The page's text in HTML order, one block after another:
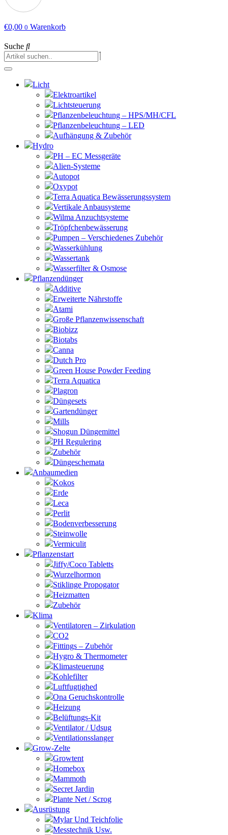
€0,00 0 Warenkorb
Suche
Licht
Elektroartikel
Lichtsteuerung
Pflanzenbeleuchtung – HPS/MH/CFL
Pflanzenbeleuchtung – LED
Aufhängung & Zubehör
Hydro
PH – EC Messgeräte
Alien-Systeme
Autopot
Oxypot
Terra Aquatica Bewässerungssystem
Vertikale Anbausysteme
Wilma Anzuchtsysteme
Tröpfchenbewässerung
Pumpen – Verschiedenes Zubehör
Wasserkühlung
Wassertank
Wasserfilter & Osmose
Pflanzendünger
Additive
Erweiterte Nährstoffe
Atami
Große Pflanzenwissenschaft
Biobizz
Biotabs
Canna
Dutch Pro
Green House Powder Feeding
Terra Aquatica
Plagron
Düngesets
Gartendünger
Mills
Shogun Düngemittel
PH Regulering
Zubehör
Düngeschemata
Anbaumedien
Kokos
Erde
Leca
Perlit
Bodenverbesserung
Steinwolle
Vermiculit
Pflanzenstart
Jiffy/Coco Tabletts
Wurzelhormon
Stiklinge Propogator
Heizmatten
Zubehör
Klima
Ventilatoren – Zirkulation
CO2
Fittings – Zubehör
Hygro & Thermometer
Klimasteuerung
Kohlefilter
Luftfugtighed
Ona Geruchskontrolle
Heizung
Belüftungs-Kit
Ventilator / Udsug
Ventilationsslanger
Grow-Zelte
Growtent
Homebox
Mammoth
Secret Jardin
Plante Net / Scrog
Ausrüstung
Mylar Und Teichfolie
Messtechnik Usw.